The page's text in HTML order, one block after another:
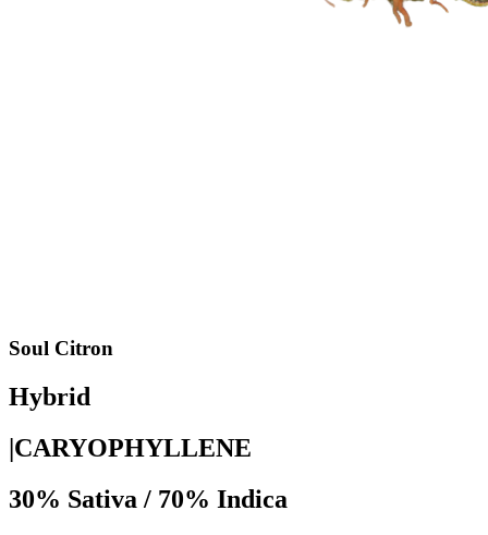
Soul Citron
Hybrid
|CARYOPHYLLENE
30% Sativa / 70% Indica